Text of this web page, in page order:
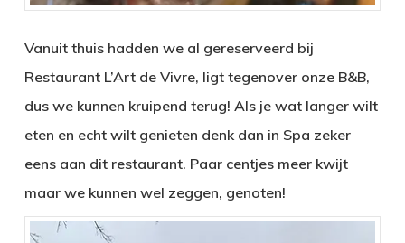
Vanuit thuis hadden we al gereserveerd bij
Restaurant L’Art de Vivre, ligt tegenover onze B&B,
dus we kunnen kruipend terug! Als je wat langer wilt
eten en echt wilt genieten denk dan in Spa zeker
eens aan dit restaurant. Paar centjes meer kwijt
maar we kunnen wel zeggen, genoten!